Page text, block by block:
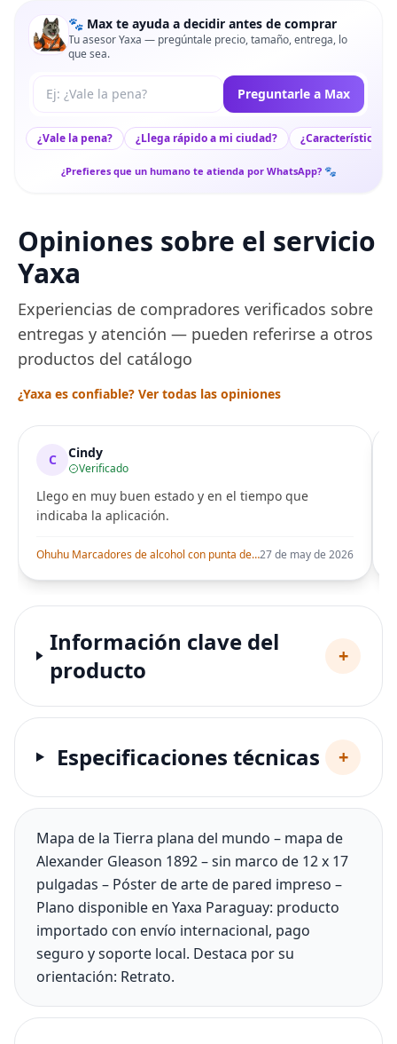
🐾 Max te ayuda a decidir antes de comprar
Tu asesor Yaxa — pregúntale precio, tamaño, entrega, lo
que sea.
Tu pregunta a Max Preguntarle a Max
¿Vale la pena? ¿Llega rápido a mi ciudad? ¿Características
¿Prefieres que un humano te atienda por WhatsApp? 🐾
Opiniones sobre el servicio
Yaxa
Experiencias de compradores verificados sobre
entregas y atención — pueden referirse a otros
productos del catálogo
¿Yaxa es confiable? Ver todas las opiniones
C Cindy
Verificado
Llego en muy buen estado y en el tiempo que
indicaba la aplicación.
Ohuhu Marcadores de alcohol con punta de pincel – Juego de marcadores artísticos de doble punta con certificación AP para artistas adultos27 de may de 2026
Información clave del
producto
+
Especificaciones técnicas +
Mapa de la Tierra plana del mundo – mapa de
Alexander Gleason 1892 – sin marco de 12 x 17
pulgadas – Póster de arte de pared impreso –
Plano disponible en Yaxa Paraguay: producto
importado con envío internacional, pago
seguro y soporte local. Destaca por su
orientación: Retrato.